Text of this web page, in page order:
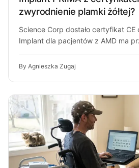
zwyrodnienie plamki żółtej?
Science Corp dostało certyfikat CE
Implant dla pacjentów z AMD ma
By Agnieszka Zugaj